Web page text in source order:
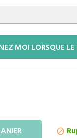
MOI LORSQUE
